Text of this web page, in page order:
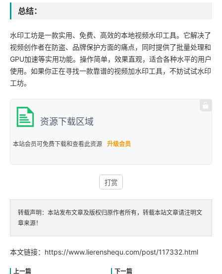
总结：
水印工坊是一款实用、免费、高效的本地视频水印工具。它解决了
视频创作者在防盗、品牌保护方面的痛点，同时提供了批量处理和
GPU加速等实用功能。操作简单，效果直观，适合各种水平的用户
使用。如果你正在寻找一款靠谱的视频加水印工具，不妨试试水印
工坊。
资源下载区域
本站会员可免费下载和查看此资源 升级会员
打赏
转载声明：本站发布文章及版权归原作者所有，转载本站文章请注明文
章来源！
本文链接： https://www.lierenshequ.com/post/117332.html